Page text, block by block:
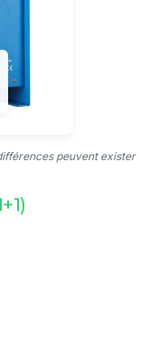
peuvent exister